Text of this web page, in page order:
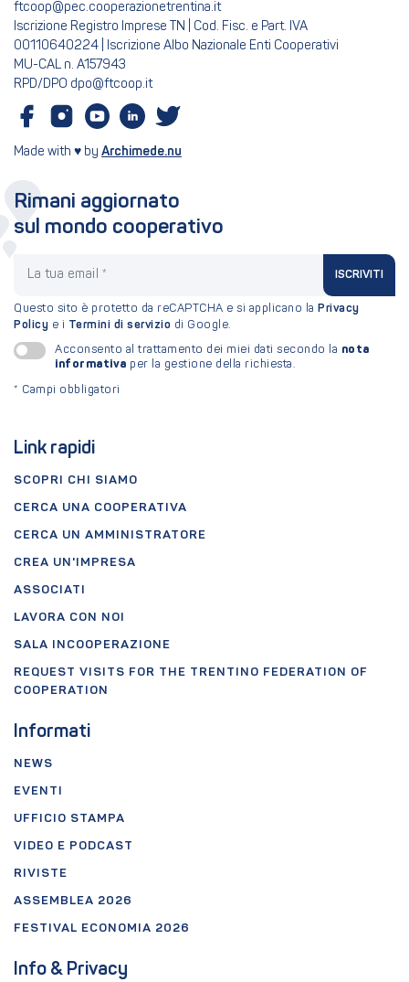
ftcoop@pec.cooperazionetrentina.it
Iscrizione Registro Imprese TN | Cod. Fisc. e Part. IVA
00110640224 | Iscrizione Albo Nazionale Enti Cooperativi
MU-CAL n. A157943
RPD/DPO dpo@ftcoop.it
Made with ♥ by Archimede.nu
Link rapidi
SCOPRI CHI SIAMO
CERCA UNA COOPERATIVA
CERCA UN AMMINISTRATORE
CREA UN'IMPRESA
ASSOCIATI
LAVORA CON NOI
SALA INCOOPERAZIONE
REQUEST VISITS FOR THE TRENTINO FEDERATION OF
COOPERATION
Informati
NEWS
EVENTI
UFFICIO STAMPA
VIDEO E PODCAST
RIVISTE
ASSEMBLEA 2026
FESTIVAL ECONOMIA 2026
Info & Privacy
Rimani aggiornato
sul mondo cooperativo
ISCRIVITI
Questo sito è protetto da reCAPTCHA e si applicano la Privacy
Policy e i Termini di servizio di Google.
Acconsento al trattamento dei miei dati secondo la nota
informativa per la gestione della richiesta.
* Campi obbligatori